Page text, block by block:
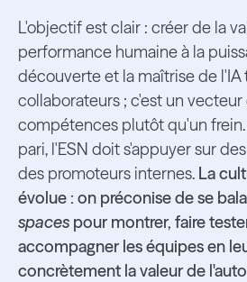
L'objectif est clair : créer de la
performance humaine à la
découverte et la maîtrise de
collaborateurs ; c'est un
compétences plutôt qu'un frein.
pari, l'ESN doit s'appuyer sur
des promoteurs internes. La
évolue : on préconise de se
spacespour montrer, faire
accompagner les équipes en
concrètement la valeur de